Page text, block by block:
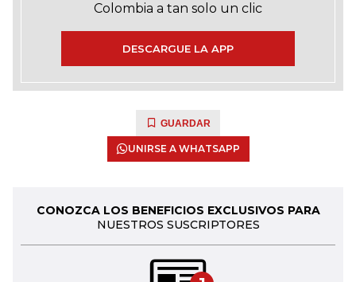
Colombia a tan solo un clic
DESCARGUE LA APP
GUARDAR
UNIRSE A WHATSAPP
CONOZCA LOS BENEFICIOS EXCLUSIVOS PARA
NUESTROS SUSCRIPTORES